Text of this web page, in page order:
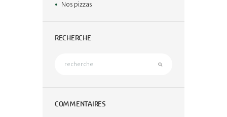
Nos pizzas
RECHERCHE
COMMENTAIRES